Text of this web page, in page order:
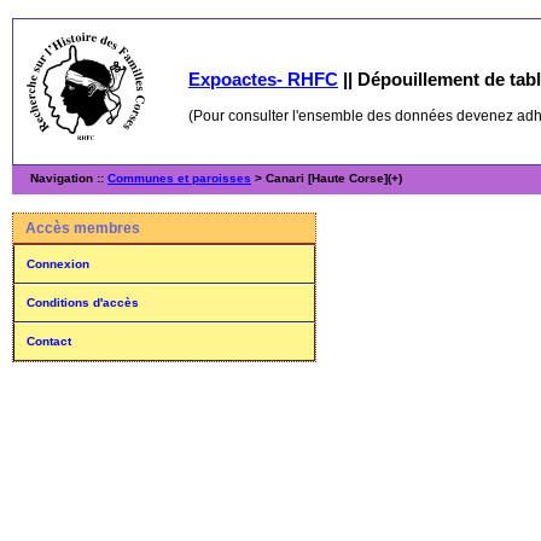
Expoactes- RHFC || Dépouillement de
(Pour consulter l'ensemble des données devenez
Navigation :: Communes et paroisses > Canari [Haute Corse](+)
Accès membres
Connexion
Conditions d'accès
Contact